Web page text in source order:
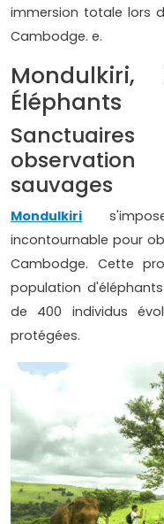
immersion totale lors
Cambodge. e.
Éléphants
sauvages
Mondulkiri
incontournable pour
Cambodge. Cette
population
de 400 individus
protégées.